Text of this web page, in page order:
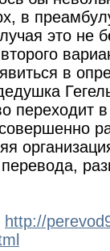
в
это не
в
переходит
http://